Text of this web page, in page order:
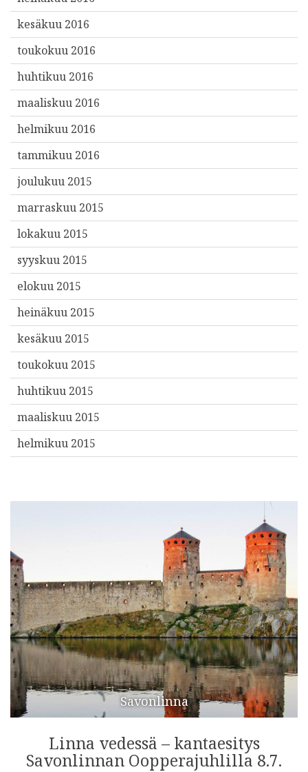
kesäkuu 2016
toukokuu 2016
huhtikuu 2016
maaliskuu 2016
helmikuu 2016
tammikuu 2016
joulukuu 2015
marraskuu 2015
lokakuu 2015
syyskuu 2015
elokuu 2015
heinäkuu 2015
kesäkuu 2015
toukokuu 2015
huhtikuu 2015
maaliskuu 2015
helmikuu 2015
Savonlinna
Linna vedessä – kantaesitys
Savonlinnan Oopperajuhlilla 8.7.